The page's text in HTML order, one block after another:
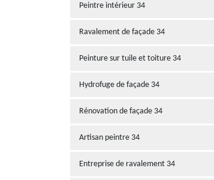
Peintre intérieur 34
Ravalement de façade 34
Peinture sur tuile et toiture 34
Hydrofuge de façade 34
Rénovation de façade 34
Artisan peintre 34
Entreprise de ravalement 34